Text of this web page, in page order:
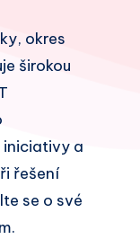
okres
širokou
iniciativy a
řešení
se o své